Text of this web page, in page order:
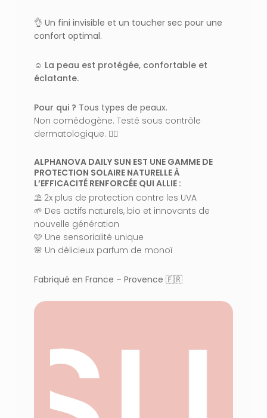
👌 Un fini invisible et un toucher sec pour une
confort optimal.
☺️ La peau est protégée, confortable et
éclatante.
Pour qui ? Tous types de peaux.
Non comédogène. Testé sous contrôle
dermatologique. 👩‍⚕️
ALPHANOVA DAILY SUN EST UNE GAMME DE
PROTECTION SOLAIRE NATURELLE À
L’EFFICACITÉ RENFORCÉE QUI ALLIE :
⛱️ 2x plus de protection contre les UVA
🌱 Des actifs naturels, bio et innovants de
nouvelle génération
🩷 Une sensorialité unique
🌸 Un délicieux parfum de monoï
Fabriqué en France – Provence 🇫🇷